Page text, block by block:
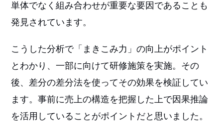
単体でなく組み合わせが重要な要因であることも
発見されています。
こうした分析で「まきこみ力」の向上がポイント
とわかり、一部に向けて研修施策を実施。その
後、差分の差分法を使ってその効果を検証してい
ます。事前に売上の構造を把握した上で因果推論
を活用していることがポイントだと思いました。